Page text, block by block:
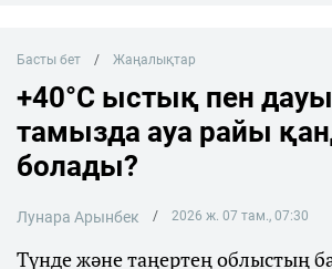
Басты бет Жаңалықтар
+40°C ыстық пен
тамызда ауа райы
болады?
Лунара Арынбек 2026 ж. 07 там., 07:30
Түнде және таңертең облыстың